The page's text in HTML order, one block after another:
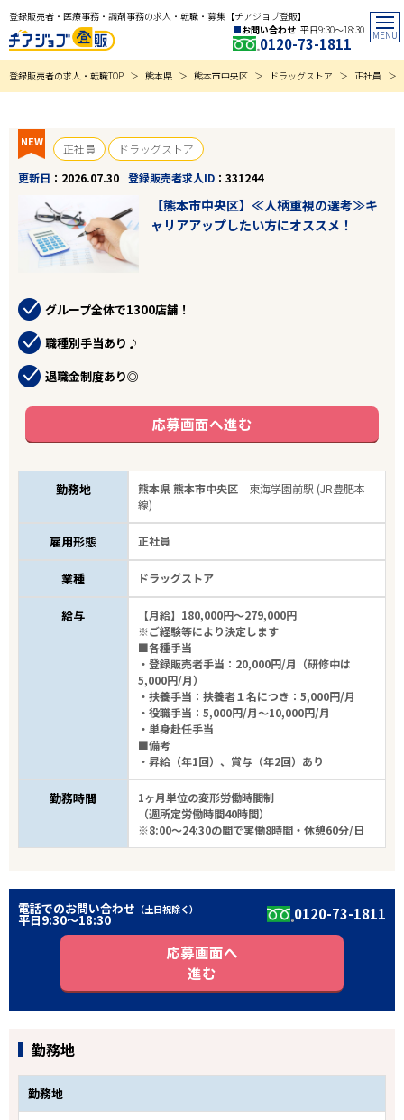
登録販売者・医療事務・調剤事務の求人・転職・募集【チアジョブ登販】
お問い合わせ 平日9:30〜18:30
0120-73-1811
登録販売者の求人・転職TOP 熊本県 熊本市中央区 ドラッグストア 正社員
NEW 正社員
ドラッグストア
更新日
2026.07.30 登録販売者求人ID 331244
【熊本市中央区】≪人柄重視の選考≫キ
ャリアアップしたい方にオススメ！
グループ全体で1300店舗！
職種別手当あり♪
退職金制度あり◎
応募画面へ進む
勤務地 熊本県 熊本市中央区 東海学園前駅 (JR豊肥本
線)
雇用形態 正社員
業種 ドラッグストア
給与
【月給】180,000円～279,000円
※ご経験等により決定します
■各種手当
・登録販売者手当：20,000円/月（研修中は
5,000円/月）
・扶養手当：扶養者１名につき：5,000円/月
・役職手当：5,000円/月～10,000円/月
・単身赴任手当
■備考
・昇給（年1回）、賞与（年2回）あり
勤務時間
1ヶ月単位の変形労働時間制
（週所定労働時間40時間）
※8:00～24:30の間で実働8時間・休憩60分/日
電話でのお問い合わせ （土日祝除く）
平日9:30〜18:30 0120-73-1811
応募画面へ
進む
勤務地
勤務地